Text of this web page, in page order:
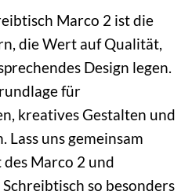
Marco 2 ist die
die Wert auf Qualität,
Design legen.
für
kreatives Gestalten und
Lass uns gemeinsam
Marco 2 und
so besonders